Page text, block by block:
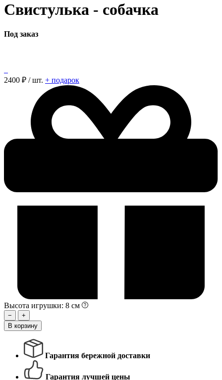
Свистулька - собачка
Под заказ
2400 ₽ / шт. + подарок
Высота игрушки: 8 см
−
+
В корзину
Гарантия бережной доставки
Гарантия лучшей цены